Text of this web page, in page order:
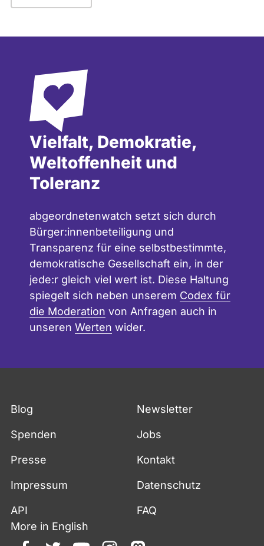
Vielfalt, Demokratie,
Weltoffenheit und
Toleranz
abgeordnetenwatch setzt sich durch
Bürger:innenbeteiligung und
Transparenz für eine selbstbestimmte,
demokratische Gesellschaft ein, in der
jede:r gleich viel wert ist. Diese Haltung
spiegelt sich neben unserem Codex für
die Moderation von Anfragen auch in
unseren Werten wider.
Fußzeile
Blog Newsletter
Spenden Jobs
Presse Kontakt
Impressum Datenschutz
API
FAQ
More in English